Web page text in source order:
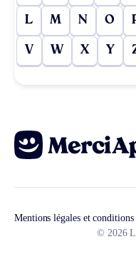
L M N O
V W X Y
Mentions légales et
© 2026